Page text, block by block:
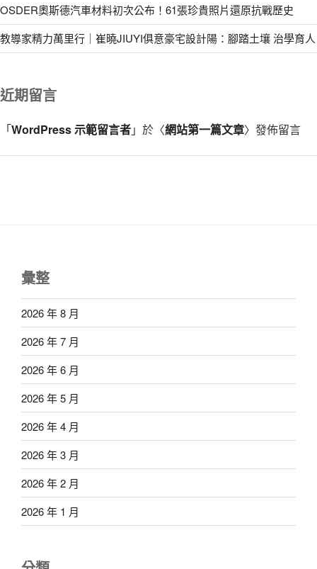
OSDER奧斯德汽車材料初次公布！61張珍貴照片還原抗戰歷史
教導家精力萬里行｜崔曉JIUYI俱意豪宅設計陽：腳踏土壤 治學育人
近期留言
「WordPress 示範留言者」於〈網站第一篇文章〉發佈留言
彙整
2026 年 8 月
2026 年 7 月
2026 年 6 月
2026 年 5 月
2026 年 4 月
2026 年 3 月
2026 年 2 月
2026 年 1 月